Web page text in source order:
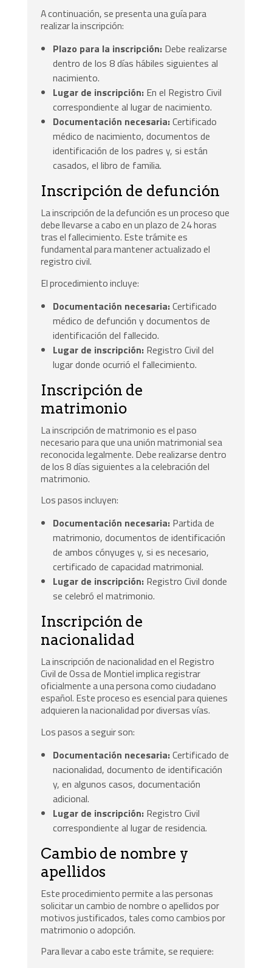
A continuación, se presenta una guía para
realizar la inscripción:
Plazo para la inscripción: Debe realizarse
dentro de los 8 días hábiles siguientes al
nacimiento.
Lugar de inscripción: En el Registro Civil
correspondiente al lugar de nacimiento.
Documentación necesaria:Certificado
médico de nacimiento, documentos de
identificación de los padres y, si están
casados, el libro de familia.
Inscripción de defunción
La inscripción de la defunción es un proceso que
debe llevarse a cabo en un plazo de 24 horas
tras el fallecimiento. Este trámite es
fundamental para mantener actualizado el
registro civil.
El procedimiento incluye:
Documentación necesaria:Certificado
médico de defunción y documentos de
identificación del fallecido.
Lugar de inscripción: Registro Civil del
lugar donde ocurrió el fallecimiento.
Inscripción de
matrimonio
La inscripción de matrimonio es el paso
necesario para que una unión matrimonial sea
reconocida legalmente. Debe realizarse dentro
de los 8 días siguientes a la celebración del
matrimonio.
Los pasos incluyen:
Documentación necesaria: Partida de
matrimonio, documentos de identificación
de ambos cónyuges y, si es necesario,
certificado de capacidad matrimonial.
Lugar de inscripción: Registro Civil donde
se celebró el matrimonio.
Inscripción de
nacionalidad
La inscripción de nacionalidad en el Registro
Civil de Ossa de Montiel implica registrar
oficialmente a una persona como ciudadano
español. Este proceso es esencial para quienes
adquieren la nacionalidad por diversas vías.
Los pasos a seguir son:
Documentación necesaria:Certificado de
nacionalidad, documento de identificación
y, en algunos casos, documentación
adicional.
Lugar de inscripción: Registro Civil
correspondiente al lugar de residencia.
Cambio de nombre y
apellidos
Este procedimiento permite a las personas
solicitar un cambio de nombre o apellidos por
motivos justificados, tales como cambios por
matrimonio o adopción.
Para llevar a cabo este trámite, se requiere: